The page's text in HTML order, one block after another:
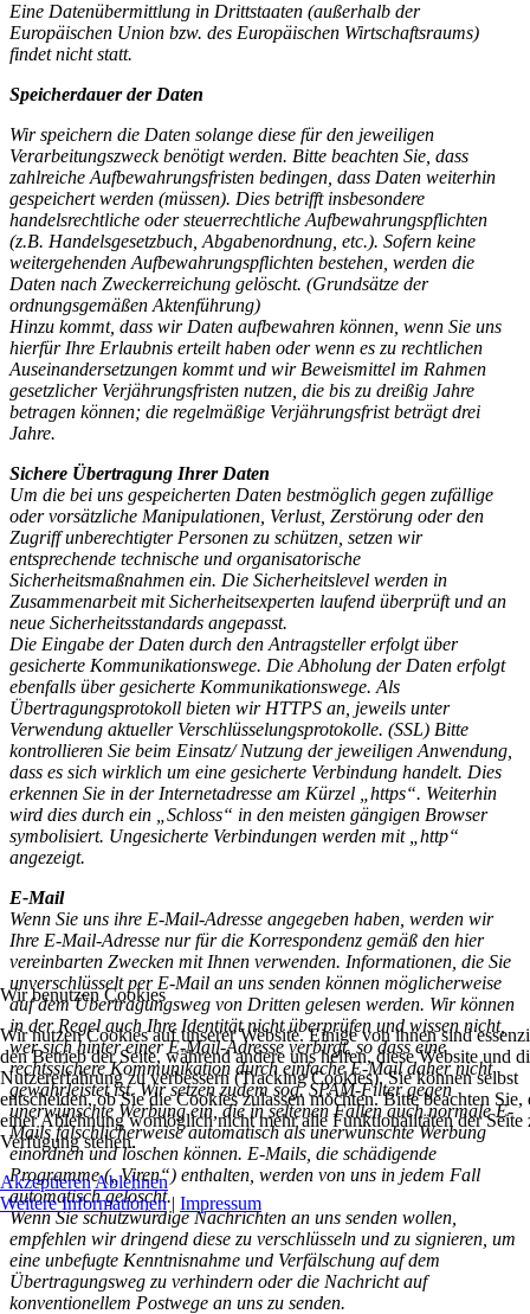
Eine Datenübermittlung in Drittstaaten (außerhalb der
Europäischen Union bzw. des Europäischen Wirtschaftsraums)
findet nicht statt.
Speicherdauer der Daten
Wir speichern die Daten solange diese für den jeweiligen
Verarbeitungszweck benötigt werden. Bitte beachten Sie, dass
zahlreiche Aufbewahrungsfristen bedingen, dass Daten weiterhin
gespeichert werden (müssen). Dies betrifft insbesondere
handelsrechtliche oder steuerrechtliche Aufbewahrungspflichten
(z.B. Handelsgesetzbuch, Abgabenordnung, etc.). Sofern keine
weitergehenden Aufbewahrungspflichten bestehen, werden die
Daten nach Zweckerreichung gelöscht. (Grundsätze der
ordnungsgemäßen Aktenführung)
Hinzu kommt, dass wir Daten aufbewahren können, wenn Sie uns
hierfür Ihre Erlaubnis erteilt haben oder wenn es zu rechtlichen
Auseinandersetzungen kommt und wir Beweismittel im Rahmen
gesetzlicher Verjährungsfristen nutzen, die bis zu dreißig Jahre
betragen können; die regelmäßige Verjährungsfrist beträgt drei
Jahre.
Sichere Übertragung Ihrer Daten
Um die bei uns gespeicherten Daten bestmöglich gegen zufällige
oder vorsätzliche Manipulationen, Verlust, Zerstörung oder den
Zugriff unberechtigter Personen zu schützen, setzen wir
entsprechende technische und organisatorische
Sicherheitsmaßnahmen ein. Die Sicherheitslevel werden in
Zusammenarbeit mit Sicherheitsexperten laufend überprüft und an
neue Sicherheitsstandards angepasst.
Die Eingabe der Daten durch den Antragsteller erfolgt über
gesicherte Kommunikationswege. Die Abholung der Daten erfolgt
ebenfalls über gesicherte Kommunikationswege. Als
Übertragungsprotokoll bieten wir HTTPS an, jeweils unter
Verwendung aktueller Verschlüsselungsprotokolle. (SSL) Bitte
kontrollieren Sie beim Einsatz/ Nutzung der jeweiligen Anwendung,
dass es sich wirklich um eine gesicherte Verbindung handelt. Dies
erkennen Sie in der Internetadresse am Kürzel „https“. Weiterhin
wird dies durch ein „Schloss“ in den meisten gängigen Browser
symbolisiert. Ungesicherte Verbindungen werden mit „http“
angezeigt.
E-Mail
Wenn Sie uns ihre E-Mail-Adresse angegeben haben, werden wir
Ihre E-Mail-Adresse nur für die Korrespondenz gemäß den hier
vereinbarten Zwecken mit Ihnen verwenden. Informationen, die Sie
unverschlüsselt per E-Mail an uns senden können möglicherweise
auf dem Übertragungsweg von Dritten gelesen werden. Wir können
in der Regel auch Ihre Identität nicht überprüfen und wissen nicht,
wer sich hinter einer E-Mail-Adresse verbirgt, so dass eine
rechtssichere Kommunikation durch einfache E-Mail daher nicht
gewährleistet ist. Wir setzen zudem sog. SPAM-Filter gegen
unerwünschte Werbung ein, die in seltenen Fällen auch normale E-
Mails fälschlicherweise automatisch als unerwünschte Werbung
einordnen und löschen können. E-Mails, die schädigende
Programme („Viren“) enthalten, werden von uns in jedem Fall
automatisch gelöscht.
Wenn Sie schutzwürdige Nachrichten an uns senden wollen,
empfehlen wir dringend diese zu verschlüsseln und zu signieren, um
eine unbefugte Kenntnisnahme und Verfälschung auf dem
Übertragungsweg zu verhindern oder die Nachricht auf
konventionellem Postwege an uns zu senden.
Wir benutzen Cookies
Wir nutzen Cookies auf unserer Website. Einige von ihnen sind
den Betrieb der Seite, während andere uns helfen, diese Website und
Nutzererfahrung zu verbessern (Tracking Cookies). Sie können selbst
entscheiden, ob Sie die Cookies zulassen möchten. Bitte beachten Sie,
einer Ablehnung womöglich nicht mehr alle Funktionalitäten der Seite
Verfügung stehen.
Akzeptieren Ablehnen
Weitere Informationen| Impressum